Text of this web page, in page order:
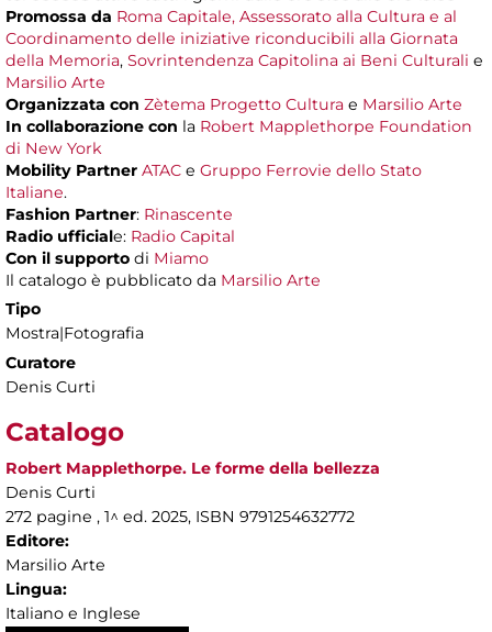
Promossa da Roma Capitale, Assessorato alla Cultura e al
Coordinamento delle iniziative riconducibili alla Giornata
della Memoria, Sovrintendenza Capitolina ai Beni Culturali e
Marsilio Arte
Organizzata con Zètema Progetto Cultura e Marsilio Arte
In collaborazione con la Robert Mapplethorpe Foundation
di New York
Mobility Partner ATAC e Gruppo Ferrovie dello Stato
Italiane.
Fashion Partner: Rinascente
Radio ufficiale: Radio Capital
Con il supporto di Miamo
Il catalogo è pubblicato da Marsilio Arte
Tipo
Mostra|Fotografia
Curatore
Denis Curti
Catalogo
Robert Mapplethorpe. Le forme della bellezza
Denis Curti
272 pagine , 1^ ed. 2025, ISBN 9791254632772
Editore:
Marsilio Arte
Lingua:
Italiano e Inglese